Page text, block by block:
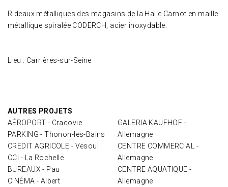
Rideaux métalliques des magasins de la Halle Carnot en maille
métallique spiralée CODERCH, acier inoxydable.
Lieu : Carrières-sur-Seine
AUTRES PROJETS
AÉROPORT - Cracovie
PARKING - Thonon-les-Bains
CREDIT AGRICOLE - Vesoul
CCI - La Rochelle
BUREAUX - Pau
CINÉMA - Albert
GALERIA KAUFHOF -
Allemagne
CENTRE COMMERCIAL -
Allemagne
CENTRE AQUATIQUE -
Allemagne